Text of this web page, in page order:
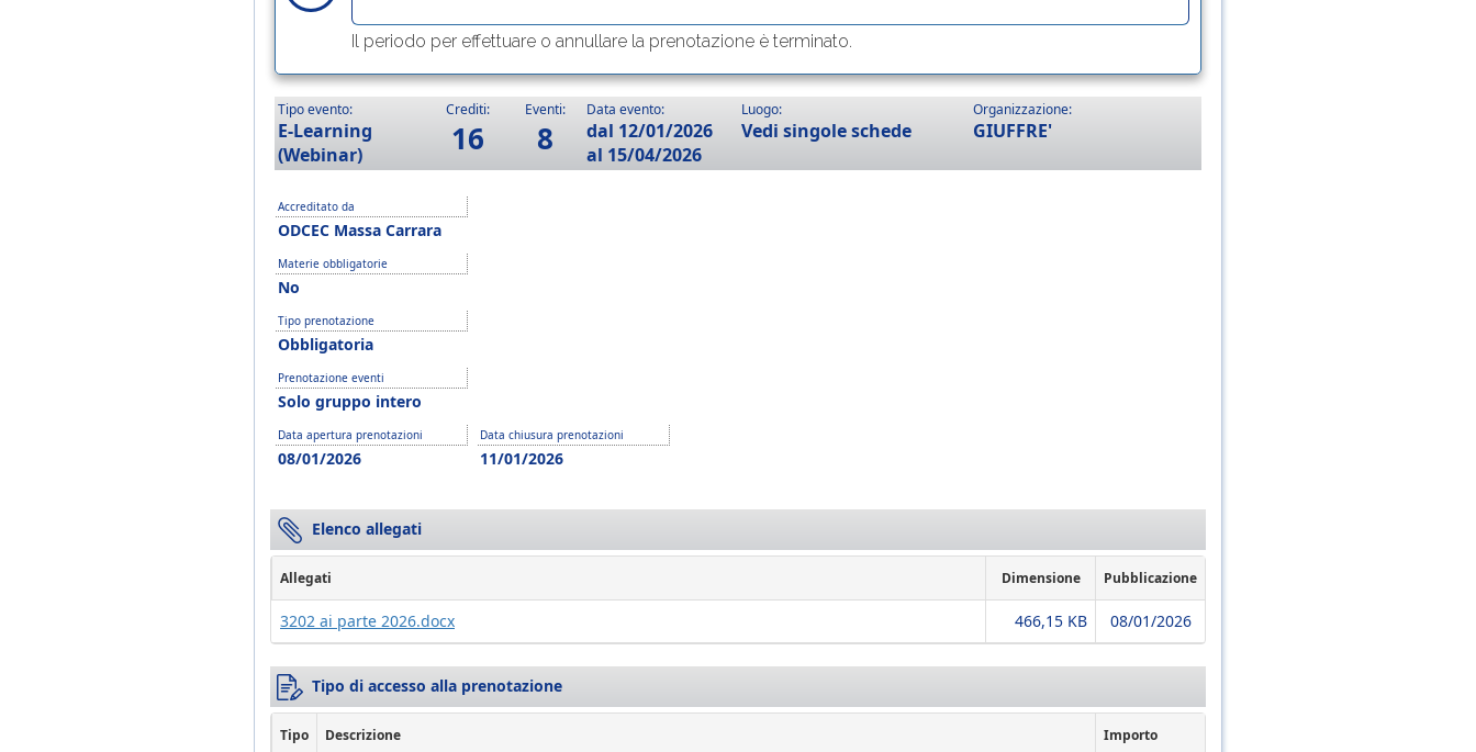
Il periodo per effettuare o annullare la prenotazione è terminato.
Tipo evento:
E-Learning
(Webinar)
Crediti:
16
Eventi:
8
Data evento:
dal 12/01/2026
al 15/04/2026
Luogo:
Vedi singole schede
Organizzazione:
GIUFFRE'
Accreditato da
ODCEC Massa Carrara
Materie obbligatorie
No
Tipo prenotazione
Obbligatoria
Prenotazione eventi
Solo gruppo intero
Data apertura prenotazioni
08/01/2026
Data chiusura prenotazioni
11/01/2026
Elenco allegati
Allegati Dimensione Pubblicazione
3202 ai parte 2026.docx 466,15 KB 08/01/2026
Tipo di accesso alla prenotazione
Tipo Descrizione Importo